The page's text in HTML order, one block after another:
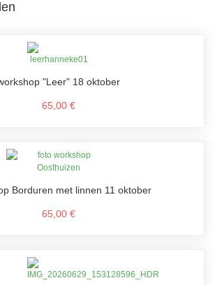
"Leer" 18 oktober
65,00 €
Borduren met linnen 11 oktober
65,00 €